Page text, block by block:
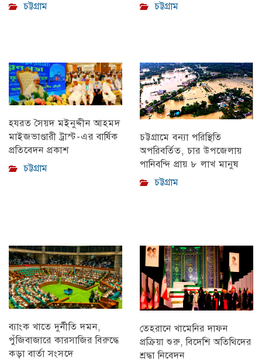
চট্টগ্রাম
চট্টগ্রাম
হযরত সৈয়দ মইনুদ্দীন আহমদ
মাইজভাণ্ডারী ট্রাস্ট-এর বার্ষিক
প্রতিবেদন প্রকাশ
চট্টগ্রাম
চট্টগ্রামে বন্যা পরিস্থিতি
অপরিবর্তিত, চার উপজেলায়
পানিবন্দি প্রায় ৮ লাখ মানুষ
চট্টগ্রাম
ব্যাংক খাতে দুর্নীতি দমন,
পুঁজিবাজারে কারসাজির বিরুদ্ধে
কড়া বার্তা সংসদে
তেহরানে খামেনির দাফন
প্রক্রিয়া শুরু, বিদেশি অতিথিদের
শ্রদ্ধা নিবেদন